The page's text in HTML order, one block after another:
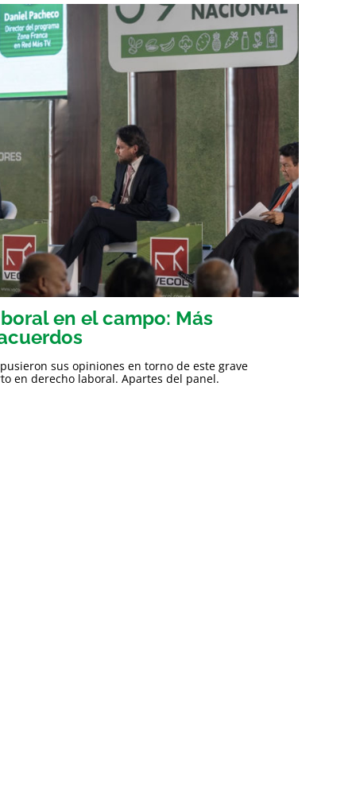
en el campo: Más
sus opiniones en torno de este grave
en derecho laboral. Apartes del panel.